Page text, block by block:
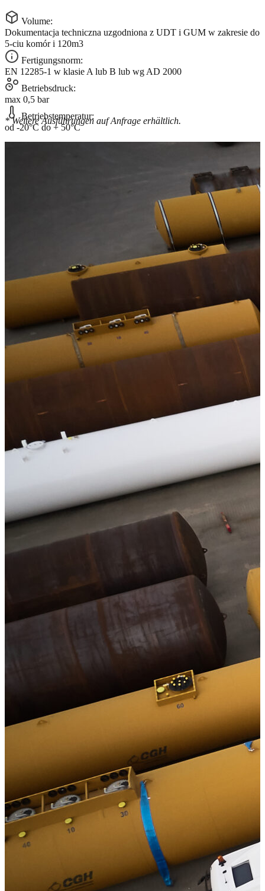
Volume:
Dokumentacja techniczna uzgodniona z UDT i GUM w zakresie do
5-ciu komór i 120m3
Fertigungsnorm:
EN 12285-1 w klasie A lub B lub wg AD 2000
Betriebsdruck:
max 0,5 bar
Betriebstemperatur:
od -20°C do + 50°C
* Weitere Ausführungen auf Anfrage erhältlich.